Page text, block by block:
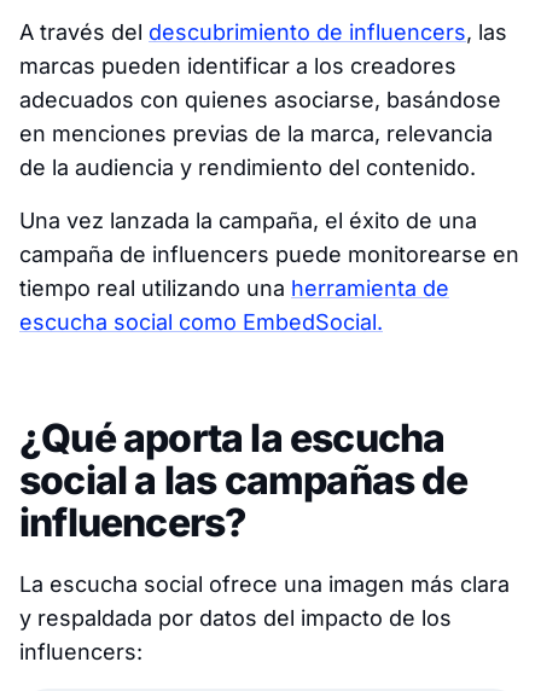
A través del descubrimiento de influencers, las
marcas pueden identificar a los creadores
adecuados con quienes asociarse, basándose
en menciones previas de la marca, relevancia
de la audiencia y rendimiento del contenido.
Una vez lanzada la campaña, el éxito de una
campaña de influencers puede monitorearse en
tiempo real utilizando una herramienta de
escucha social como EmbedSocial.
¿Qué aporta la escucha
social a las campañas de
influencers?
La escucha social ofrece una imagen más clara
y respaldada por datos del impacto de los
influencers: